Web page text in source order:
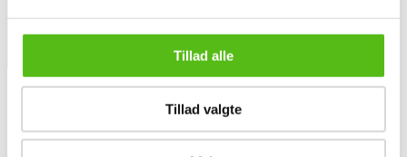
Tillad alle
Tillad valgte
Danmarks oldtid. En samling oldsager af flint, yngre stenald...
OM OS